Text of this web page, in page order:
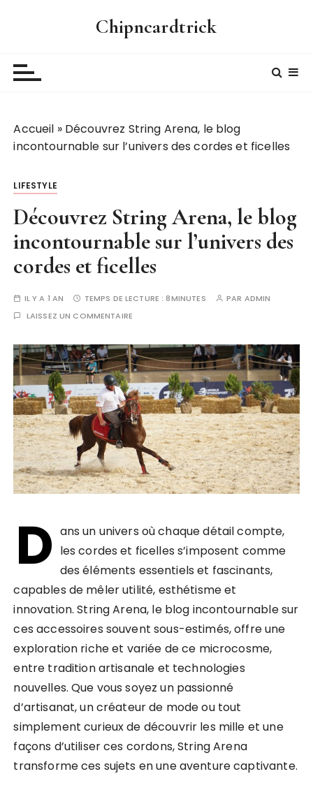
Chipncardtrick
Accueil » Découvrez String Arena, le blog
incontournable sur l’univers des cordes et ficelles
LIFESTYLE
Découvrez String Arena, le blog
incontournable sur l’univers des
cordes et ficelles
IL Y A 1 AN TEMPS DE LECTURE :8MINUTES PAR ADMIN
LAISSEZ UN COMMENTAIRE
D ans un univers où chaque détail compte,
les cordes et ficelles s’imposent comme
des éléments essentiels et fascinants,
capables de mêler utilité, esthétisme et
innovation. String Arena, le blog incontournable sur
ces accessoires souvent sous-estimés, offre une
exploration riche et variée de ce microcosme,
entre tradition artisanale et technologies
nouvelles. Que vous soyez un passionné
d’artisanat, un créateur de mode ou tout
simplement curieux de découvrir les mille et une
façons d’utiliser ces cordons, String Arena
transforme ces sujets en une aventure captivante.